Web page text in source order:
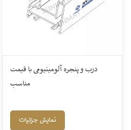
درب و پنجره آلومینیومی با قیمت
مناسب
نمایش جزئیات